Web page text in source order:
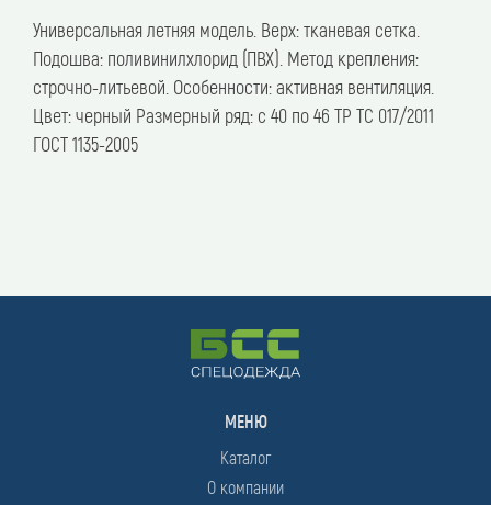
описание
Универсальная летняя модель. Верх: тканевая сетка.
Подошва: поливинилхлорид (ПВХ). Метод крепления:
строчно-литьевой. Особенности: активная вентиляция.
Цвет: черный Размерный ряд: с 40 по 46 ТР ТС 017/2011
ГОСТ 1135-2005
МЕНЮ
Каталог
О компании